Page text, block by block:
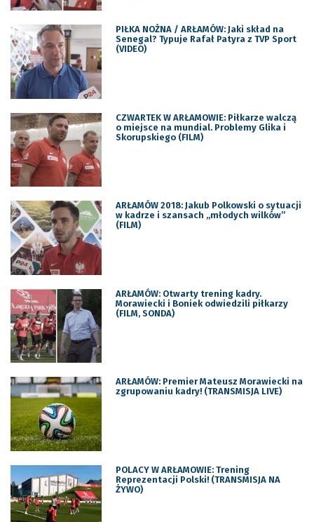
PIŁKA NOŻNA / ARŁAMÓW: Jaki skład na
Senegal? Typuje Rafał Patyra z TVP Sport
(VIDEO)
CZWARTEK W ARŁAMOWIE: Piłkarze walczą
o miejsce na mundial. Problemy Glika i
Skorupskiego (FILM)
ARŁAMÓW 2018: Jakub Polkowski o sytuacji
w kadrze i szansach „młodych wilków”
(FILM)
ARŁAMÓW: Otwarty trening kadry.
Morawiecki i Boniek odwiedzili piłkarzy
(FILM, SONDA)
ARŁAMÓW: Premier Mateusz Morawiecki na
zgrupowaniu kadry! (TRANSMISJA LIVE)
POLACY W ARŁAMOWIE: Trening
Reprezentacji Polski! (TRANSMISJA NA
ŻYWO)